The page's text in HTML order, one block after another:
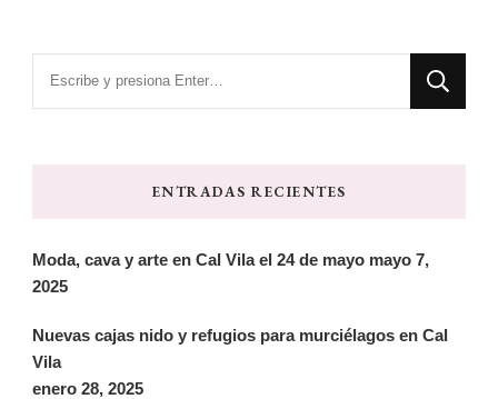
ENTRADAS RECIENTES
Moda, cava y arte en Cal Vila el 24 de mayo mayo 7,
2025
Nuevas cajas nido y refugios para murciélagos en Cal
Vila
enero 28, 2025